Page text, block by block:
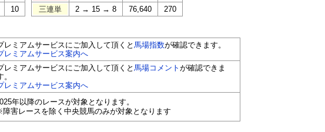
10
三連単
2 → 15 → 8 76,640 270
レミアムサービスにご加入して頂くと 馬場指数が確認できます。
レミアムサービス案内へ
レミアムサービスにご加入して頂くと 馬場コメント が確認できま
。
レミアムサービス案内へ
年以降のレースが対象となります。
害レースを除く中央競馬のみが対象となります